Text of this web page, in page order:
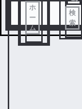
ホ
ー
ム
検
索